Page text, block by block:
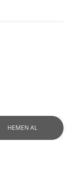
HEMEN AL